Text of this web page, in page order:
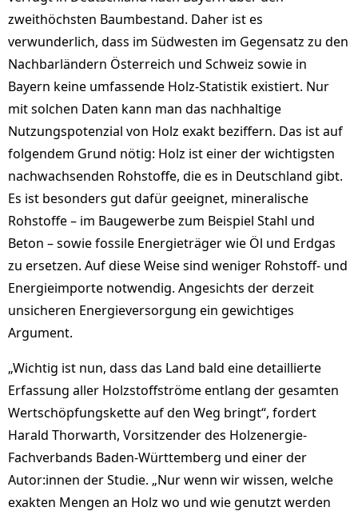
zweithöchsten Baumbestand. Daher ist es
verwunderlich, dass im Südwesten im Gegensatz zu den
Nachbarländern Österreich und Schweiz sowie in
Bayern keine umfassende Holz-Statistik existiert. Nur
mit solchen Daten kann man das nachhaltige
Nutzungspotenzial von Holz exakt beziffern. Das ist auf
folgendem Grund nötig: Holz ist einer der wichtigsten
nachwachsenden Rohstoffe, die es in Deutschland gibt.
Es ist besonders gut dafür geeignet, mineralische
Rohstoffe – im Baugewerbe zum Beispiel Stahl und
Beton – sowie fossile Energieträger wie Öl und Erdgas
zu ersetzen. Auf diese Weise sind weniger Rohstoff- und
Energieimporte notwendig. Angesichts der derzeit
unsicheren Energieversorgung ein gewichtiges
Argument.
„Wichtig ist nun, dass das Land bald eine detaillierte
Erfassung aller Holzstoffströme entlang der gesamten
Wertschöpfungskette auf den Weg bringt“, fordert
Harald Thorwarth, Vorsitzender des Holzenergie-
Fachverbands Baden-Württemberg und einer der
Autor:innen der Studie. „Nur wenn wir wissen, welche
exakten Mengen an Holz wo und wie genutzt werden